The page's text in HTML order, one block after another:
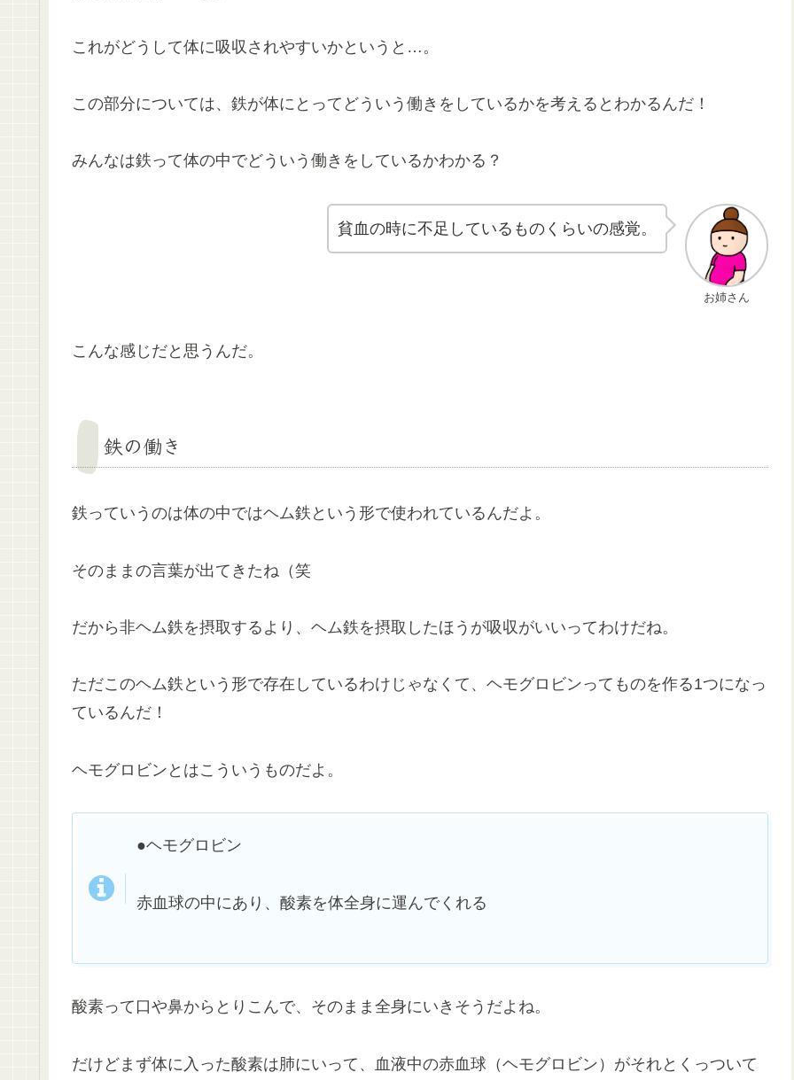
これがどうして体に吸収されやすいかというと…。
この部分については、鉄が体にとってどういう働きをしているかを考えるとわかるんだ！
みんなは鉄って体の中でどういう働きをしているかわかる？
お姉さん
貧血の時に不足しているものくらいの感覚。
こんな感じだと思うんだ。
鉄の働き
鉄っていうのは体の中ではヘム鉄という形で使われているんだよ。
そのままの言葉が出てきたね（笑
だから非ヘム鉄を摂取するより、ヘム鉄を摂取したほうが吸収がいいってわけだね。
ただこのヘム鉄という形で存在しているわけじゃなくて、ヘモグロビンってものを作る1つになっ
ているんだ！
ヘモグロビンとはこういうものだよ。
●ヘモグロビン
赤血球の中にあり、酸素を体全身に運んでくれる
酸素って口や鼻からとりこんで、そのまま全身にいきそうだよね。
だけどまず体に入った酸素は肺にいって、血液中の赤血球（ヘモグロビン）がそれとくっついて